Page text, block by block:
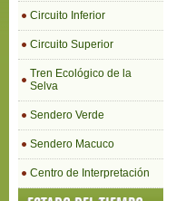
Circuito Inferior
Circuito Superior
Tren Ecológico de la
Selva
Sendero Verde
Sendero Macuco
Centro de Interpretación